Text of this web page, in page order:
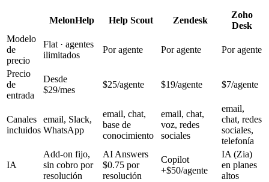
MelonHelp Help Scout Zendesk
Zoho
Desk
Modelo
de
precio
Flat · agentes
ilimitados
Por agente Por agente Por agente
Precio
de
entrada
Desde
$29/mes
$25/agente $19/agente $7/agente
Canales
incluidos
email, Slack,
WhatsApp
email, chat,
base de
conocimiento
email, chat,
voz, redes
sociales
email,
chat, redes
sociales,
telefonía
IA
Add-on fijo,
sin cobro por
resolución
AI Answers
$0.75 por
resolución
Copilot
+$50/agente
IA (Zia)
en planes
altos